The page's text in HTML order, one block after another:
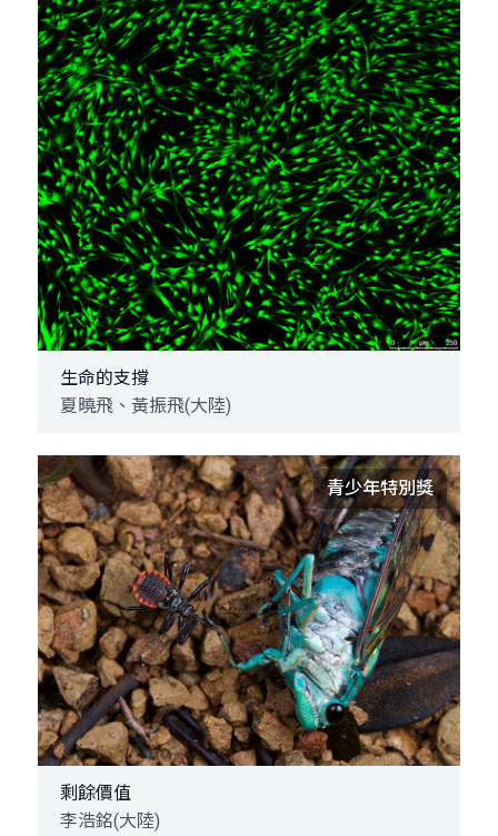
生命的支撐
夏曉飛、黃振飛(大陸)
青少年特別獎
剩餘價值
李浩銘(大陸)